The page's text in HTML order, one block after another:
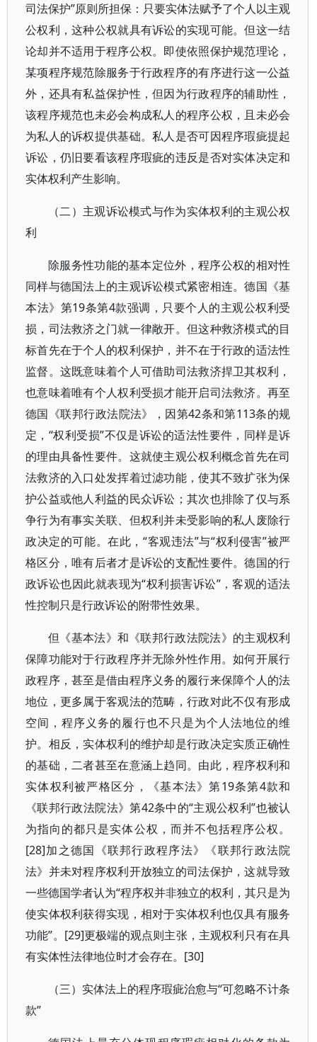
司法保护”原则所担保：只要实体法赋予了个人以主观
公权利，这种公权就具有诉讼的实现可能。但这一结
论却并不适用于程序公权。即使依照保护规范理论，
某项程序规范除服务于行政程序的有序进行这一公益
外，还具有私益保护性，但因为行政程序的辅助性，
该程序规范也未必会构成私人的程序公权，且未必会
为私人的诉权提供基础。私人是否可因程序瑕疵提起
诉讼，仍旧要看该程序瑕疵的违反是否对实体决定和
实体权利产生影响。
（二）主观诉讼模式与作为实体权利的主观公权
利
除服务性功能的基本定位外，程序公权的相对性
同样与德国法上的主观诉讼模式紧密相连。德国《基
本法》第19条第4款强调，只要个人的主观公权利受
损，司法救济之门就一律敞开。但这种救济模式的目
标首先在于个人的权利保护，并不在于行政的适法性
监督。这既意味着个人可借助司法救济捍卫其权利，
也意味着唯有个人权利受损才能开启司法救济。再至
德国《联邦行政法院法》，因第42条和第113条的规
定，“权利受损”不仅是诉讼的适法性要件，同样是诉
的理由具备性要件。这就使主观公权利概念首先在司
法救济的入口处发挥着过滤功能，使其不致扩张为保
护公益或他人利益的民众诉讼；其次也排除了仅与系
争行为有事实关联、但权利并未受影响的私人废除行
政决定的可能。在此，“客观违法”与“权利侵害”被严
格区分，唯有后者才是诉讼的支配性要件。德国的行
政诉讼也因此就表现为“权利损害诉讼”，客观的适法
性控制只是行政诉讼的附带性效果。
但《基本法》和《联邦行政法院法》的主观权利
保障功能对于行政程序并无除外性作用。如何开展行
政程序，甚至是借由程序义务的履行来保障个人的法
地位，更多属于客观法的范畴，行政对此不仅有形成
空间，程序义务的履行也不只是为个人法地位的维
护。相反，实体权利的维护却是行政决定实质正确性
的基础，二者甚至在意涵上趋同。由此，程序权利和
实体权利被严格区分，《基本法》第19条第4款和
《联邦行政法院法》第42条中的“主观公权利”也被认
为指向的都只是实体公权，而并不包括程序公权。
[28]加之德国《联邦行政程序法》《联邦行政法院
法》并未对程序权利开放独立的司法保护，这就导致
一些德国学者认为“程序权并非独立的权利，其只是为
使实体权利获得实现，相对于实体权利也仅具有服务
功能”。[29]更极端的观点则主张，主观权利只有在具
有实体性法律地位时才会存在。[30]
（三）实体法上的程序瑕疵治愈与“可忽略不计条
款”